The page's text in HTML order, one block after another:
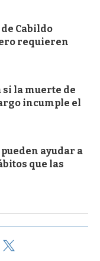
Cabildo
requieren
la muerte de
incumple el
ayudar a
que las